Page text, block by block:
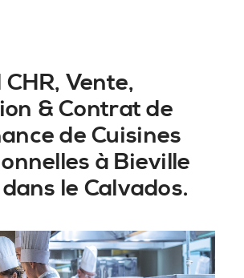
Vente,
& Contrat de
de Cuisines
à Bieville
le Calvados.